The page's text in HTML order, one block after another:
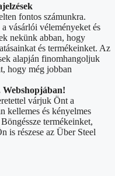
fontos számunkra.
vásárlói véleményeket és
nekünk abban, hogy
és termékeinket. Az
alapján finomhangoljuk
hogy még jobban
várjuk Önt a
kellemes és kényelmes
termékeinket,
is részese az Über Steel